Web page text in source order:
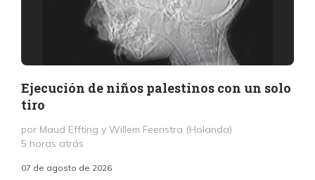
Ejecución de niños palestinos con un solo
tiro
por Maud Effting y Willem Feenstra (Holanda)
5 horas atrás
07 de agosto de 2026